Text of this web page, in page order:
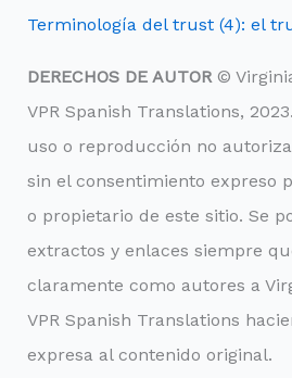
Terminología del trust (4): el
DERECHOS DE AUTOR©
VPR Spanish Translations,
uso o reproducción no
sin el consentimiento expreso
o propietario de este sitio. Se
extractos y enlaces siempre
claramente como autores a
VPR Spanish Translations
expresa al contenido original.